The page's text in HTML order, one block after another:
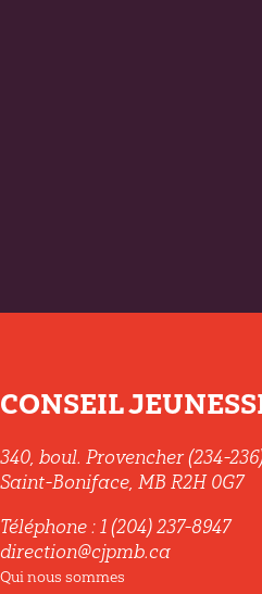
CONSEIL
340, boul. Provencher (234-
Saint-Boniface, MB R2H 0G7
Téléphone : 1 (204) 237-8947
direction@cjpmb.ca
Qui nous sommes